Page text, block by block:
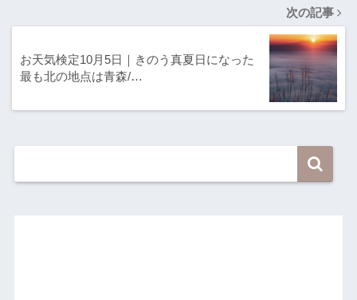
次の記事
お天気検定10月5日｜きのう真夏日になった
最も北の地点は青森/…